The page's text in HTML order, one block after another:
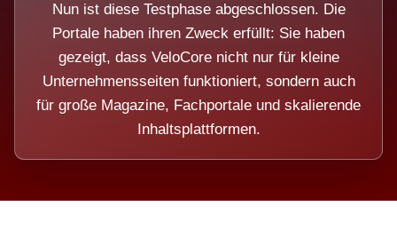
Nun ist diese Testphase abgeschlossen. Die
Portale haben ihren Zweck erfüllt: Sie haben
gezeigt, dass VeloCore nicht nur für kleine
Unternehmensseiten funktioniert, sondern auch
für große Magazine, Fachportale und skalierende
Inhaltsplattformen.